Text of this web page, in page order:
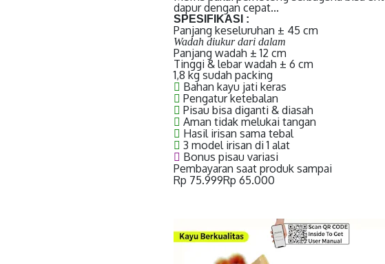
dapur dengan cepat...
SPESIFIKASI :
Panjang keseluruhan ± 45 cm
Wadah diukur dari dalam
Panjang wadah ± 12 cm
Tinggi & lebar wadah ± 6 cm
1,8 kg sudah packing
Bahan kayu jati keras
Pengatur ketebalan
Pisau bisa diganti & diasah
Aman tidak melukai tangan
Hasil irisan sama tebal
3 model irisan di 1 alat
Bonus pisau variasi
Pembayaran saat produk sampai
Rp 75.999Rp 65.000